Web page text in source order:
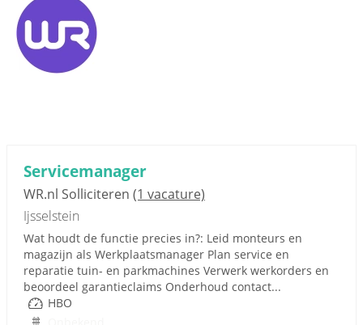
Servicemanager
WR.nl Solliciteren (1 vacature)
Ijsselstein
Wat houdt de functie precies in?: Leid monteurs en
magazijn als Werkplaatsmanager Plan service en
reparatie tuin- en parkmachines Verwerk werkorders en
beoordeel garantieclaims Onderhoud contact...
HBO